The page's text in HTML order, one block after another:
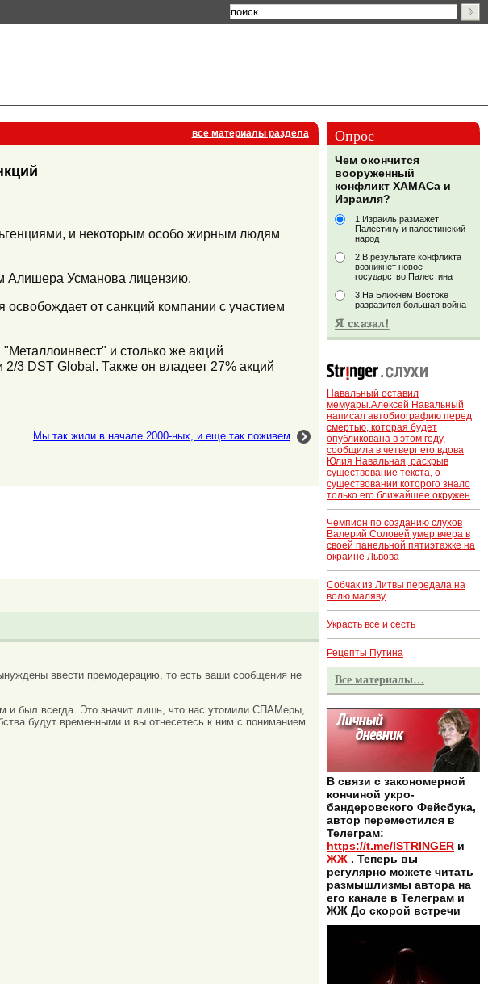
все материалы раздела
и некоторым особо жирным людям
Алишера Усманова лицензию.
от санкций компании с участием
и столько же акций
3 DST Global. Также он владеет 27% акций
Мы так жили в начале 2000-ных, и еще так поживем
ввести премодерацию, то есть ваши сообщения не
и был всегда. Это значит лишь, что нас утомили СПАМеры,
будут временными и вы отнесетесь к ним с пониманием.
Опрос
Чем окончится
вооруженный
конфликт ХАМАСа и
Израиля?
1.Израиль размажет
Палестину и палестинский
народ
2.В результате конфликта
возникнет новое
государство Палестина
3.На Ближнем Востоке
разразится большая война
Навальный оставил
мемуары.Алексей Навальный
написал автобиографию перед
смертью, которая будет
опубликована в этом году,
сообщила в четверг его вдова
Юлия Навальная, раскрыв
существование текста, о
существовании которого знало
только его ближайшее окружен
Чемпион по созданию слухов
Валерий Соловей умер вчера в
своей панельной пятиэтажке на
окраине Львова
Собчак из Литвы передала на
волю маляву
Украсть все и сесть
Рецепты Путина
Все материалы…
В связи с закономерной
кончиной укро-
бандеровского Фейсбука,
автор переместился в
Телеграм:
https://t.me/ISTRINGER и
ЖЖ . Теперь вы
регулярно можете читать
размышлизмы автора на
его канале в Телеграм и
ЖЖ До скорой встречи